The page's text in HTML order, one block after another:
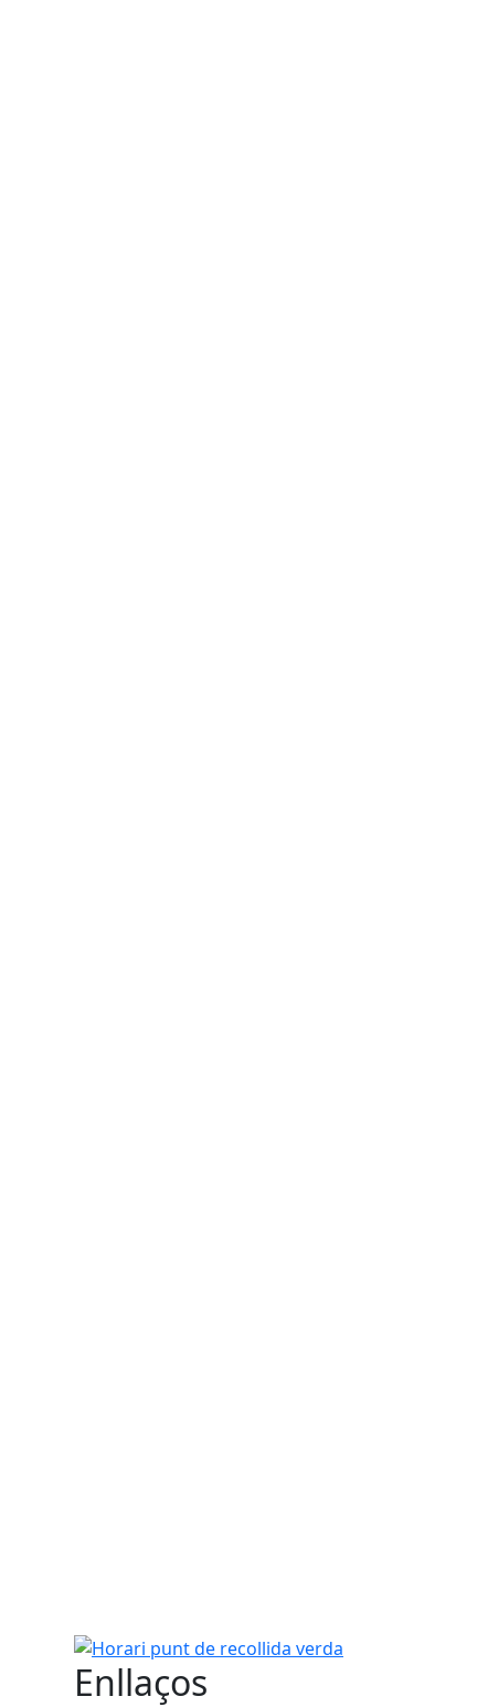
Horari punt de recollida verda
Enllaços